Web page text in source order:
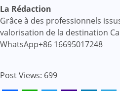
La Rédaction
Grâce à des professionnels
valorisation de la destination
WhatsApp+86 16695017248
Post Views: 699